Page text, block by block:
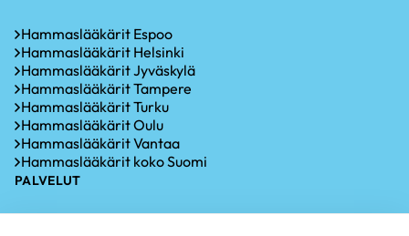
Hammaslääkärit Espoo
Hammaslääkärit Helsinki
Hammaslääkärit Jyväskylä
Hammaslääkärit Tampere
Hammaslääkärit Turku
Hammaslääkärit Oulu
Hammaslääkärit Vantaa
Hammaslääkärit koko Suomi
PALVELUT